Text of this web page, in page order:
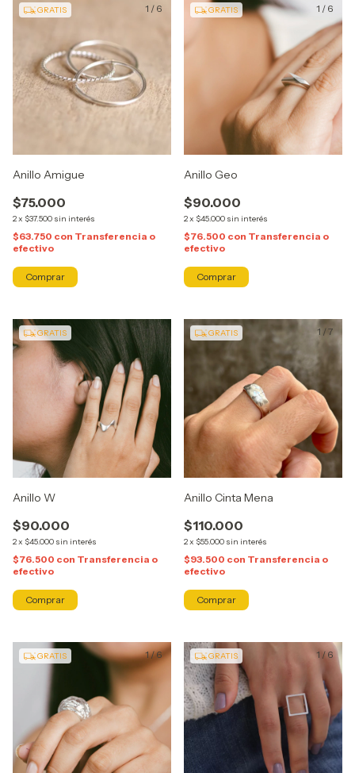
1 / 6
GRATIS
Anillo Amigue
$75.000
2x $37.500 sin interés
$63.750 con Transferencia o
efectivo
Comprar
1 / 6
GRATIS
Anillo Geo
$90.000
2x $45.000 sin interés
$76.500 con Transferencia o
efectivo
Comprar
/
GRATIS
Anillo W
$90.000
2x $45.000 sin interés
$76.500 con Transferencia o
efectivo
Comprar
1 /7
GRATIS
Anillo Cinta Mena
$110.000
2x $55.000 sin interés
$93.500 con Transferencia o
efectivo
Comprar
1/6
GRATIS 1 /6
GRATIS